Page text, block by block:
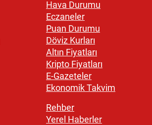
Hava Durumu
Eczaneler
Puan Durumu
Döviz Kurları
Altın Fiyatları
Kripto Fiyatları
E-Gazeteler
Ekonomik Takvim
Rehber
Yerel Haberler